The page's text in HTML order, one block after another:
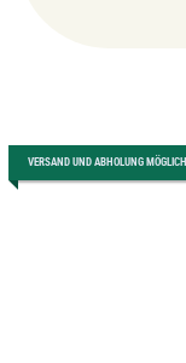
VERSAND UND ABHOLUNG MÖGLICH